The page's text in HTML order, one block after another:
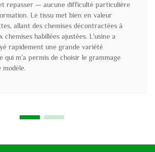
repasser — aucune difficulté particulière
Le tissu met bien en valeur
allant des chemises décontractées à
chemises habillées ajustées. L’usine a
rapidement une grande variété
qui m’a permis de choisir le grammage
modèle.